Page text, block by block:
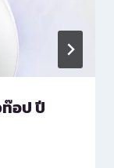
ท๊อป ปี